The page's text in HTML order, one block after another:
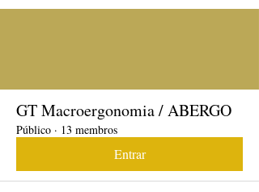
GT Macroergonomia / ABERGO
Público · 13 membros
Entrar